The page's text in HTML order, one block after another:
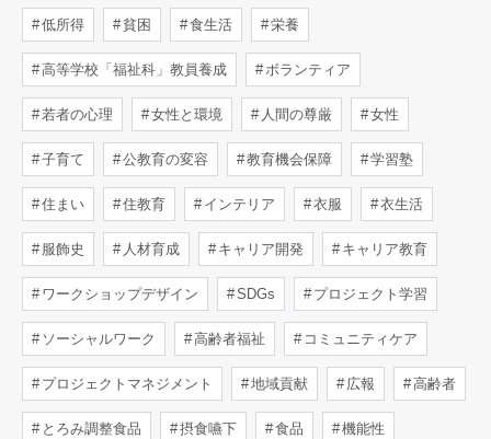
低所得 貧困 食生活 栄養
高等学校「福祉科」教員養成 ボランティア
若者の心理 女性と環境 人間の尊厳 女性
子育て 公教育の変容 教育機会保障 学習塾
住まい 住教育 インテリア 衣服 衣生活
服飾史 人材育成 キャリア開発 キャリア教育
ワークショップデザイン SDGs プロジェクト学習
ソーシャルワーク 高齢者福祉 コミュニティケア
プロジェクトマネジメント 地域貢献 広報 高齢者
とろみ調整食品 摂食嚥下 食品 機能性